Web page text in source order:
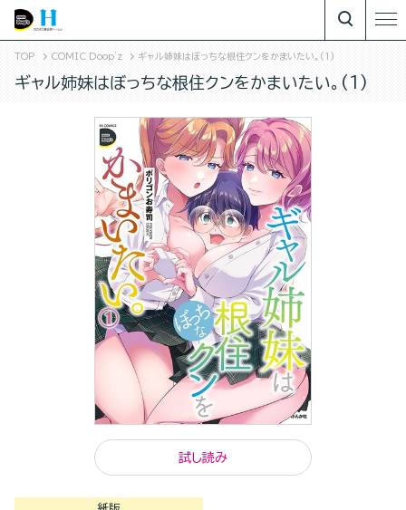
TOP COMIC Doop'z ギャル姉妹はぼっちな根住クンをかまいたい。(1)
ギャル姉妹はぼっちな根住クンをかまいたい。(1)
試し読み